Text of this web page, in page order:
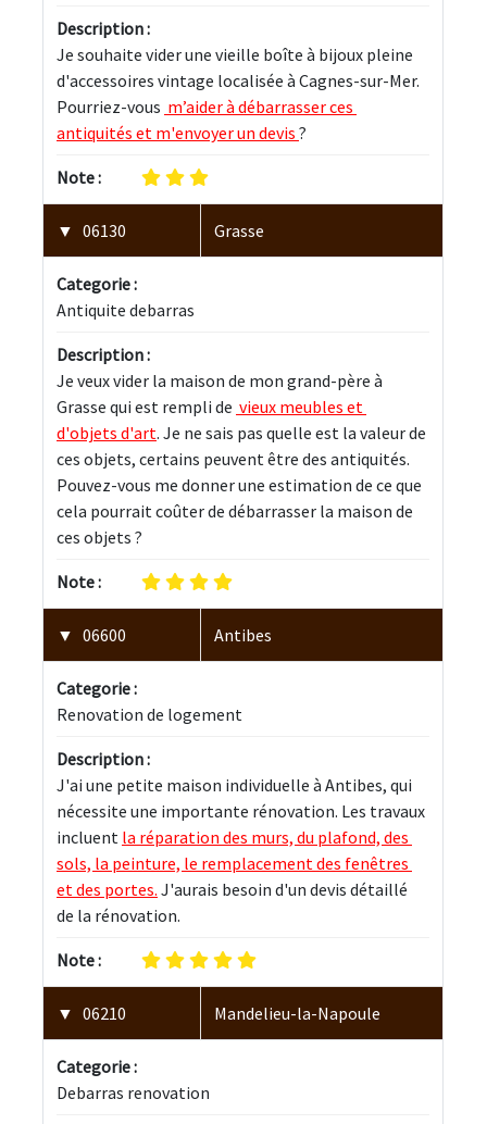
Description :
Je souhaite vider une vieille boîte à bijoux pleine
d'accessoires vintage localisée à Cagnes-sur-Mer.
Pourriez-vous m’aider à débarrasser ces
antiquités et m'envoyer un devis ?
Note :
06130 Grasse
Categorie :
Antiquite debarras
Description :
Je veux vider la maison de mon grand-père à
Grasse qui est rempli de vieux meubles et
d'objets d'art. Je ne sais pas quelle est la valeur de
ces objets, certains peuvent être des antiquités.
Pouvez-vous me donner une estimation de ce que
cela pourrait coûter de débarrasser la maison de
ces objets ?
Note :
06600 Antibes
Categorie :
Renovation de logement
Description :
J'ai une petite maison individuelle à Antibes, qui
nécessite une importante rénovation. Les travaux
incluent la réparation des murs, du plafond, des
sols, la peinture, le remplacement des fenêtres
et des portes. J'aurais besoin d'un devis détaillé
de la rénovation.
Note :
06210 Mandelieu-la-Napoule
Categorie :
Debarras renovation